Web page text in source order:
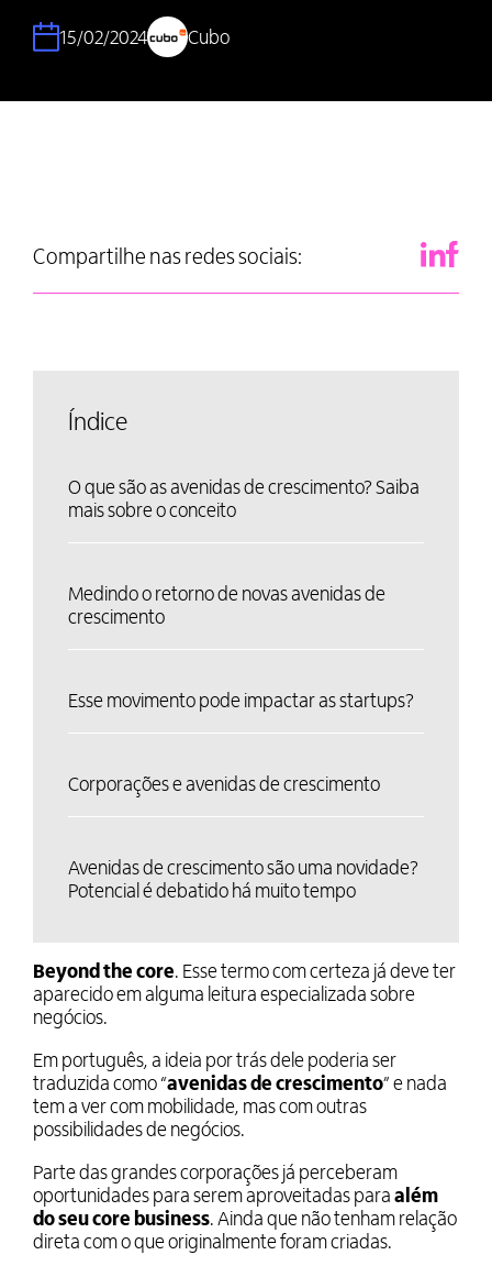
15/02/2024 Cubo
Compartilhe nas redes sociais:
Índice
O que são as avenidas de crescimento? Saiba
mais sobre o conceito
Medindo o retorno de novas avenidas de
crescimento
Esse movimento pode impactar as startups?
Corporações e avenidas de crescimento
Avenidas de crescimento são uma novidade?
Potencial é debatido há muito tempo
Beyond the core. Esse termo com certeza já deve ter
aparecido em alguma leitura especializada sobre
negócios.
Em português, a ideia por trás dele poderia ser
traduzida como “avenidas de crescimento” e nada
tem a ver com mobilidade, mas com outras
possibilidades de negócios.
Parte das grandes corporações já perceberam
oportunidades para serem aproveitadas para além
do seu core business. Ainda que não tenham relação
direta com o que originalmente foram criadas.